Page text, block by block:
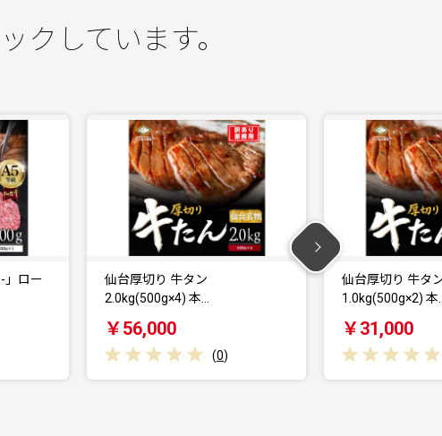
クしています。
仙台厚切り 牛タン
1.0kg(500g×2) 本…
￥31,000
(
仙台厚切り 牛
塩味 肉厚…
￥18,500